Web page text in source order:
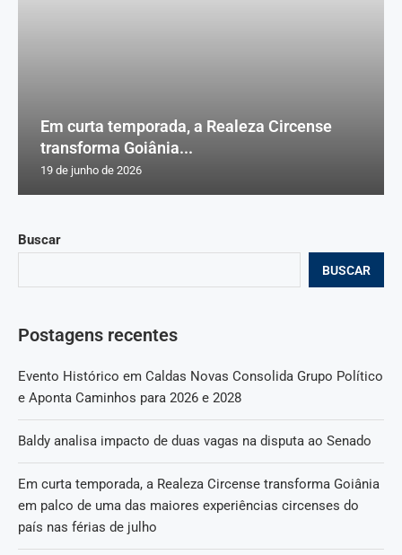
Buscar
BUSCAR
Postagens recentes
Evento Histórico em Caldas Novas Consolida Grupo Político
e Aponta Caminhos para 2026 e 2028
Baldy analisa impacto de duas vagas na disputa ao Senado
Em curta temporada, a Realeza Circense transforma Goiânia
em palco de uma das maiores experiências circenses do
país nas férias de julho
Em curta temporada, a Realeza Circense
transforma Goiânia...
19 de junho de 2026